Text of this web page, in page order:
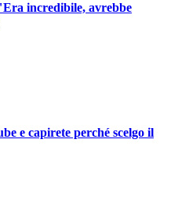
incredibile, avrebbe
e capirete perché scelgo il